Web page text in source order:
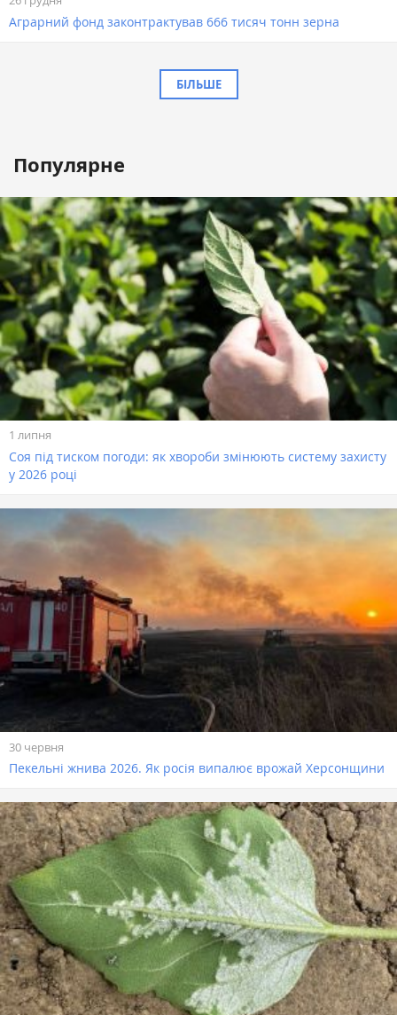
Аграрний фонд законтрактував 666 тисяч тонн зерна
БІЛЬШЕ
Популярне
1 липня
Соя під тиском погоди: як хвороби змінюють систему захисту
у 2026 році
30 червня
Пекельні жнива 2026. Як росія випалює врожай Херсонщини